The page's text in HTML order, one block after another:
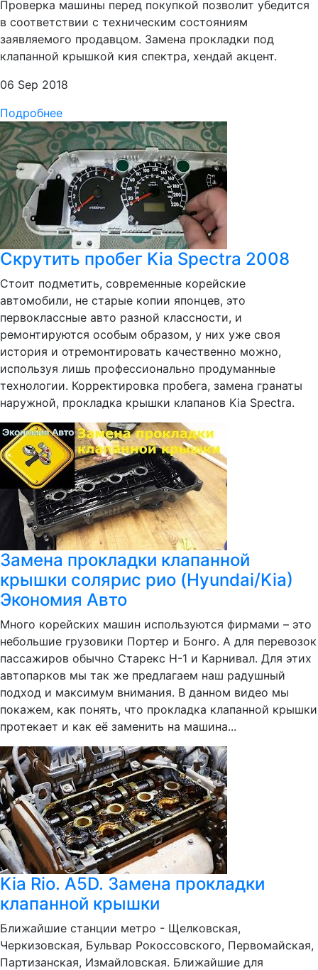
Проверка машины перед покупкой позволит убедится
в соответствии с техническим состояниям
заявляемого продавцом. Замена прокладки под
клапанной крышкой кия спектра, хендай акцент.
06 Sep 2018
Подробнее
Скрутить пробег Kia Spectra 2008
Стоит подметить, современные корейские
автомобили, не старые копии японцев, это
первоклассные авто разной классности, и
ремонтируются особым образом, у них уже своя
история и отремонтировать качественно можно,
используя лишь профессионально продуманные
технологии. Корректировка пробега, замена гранаты
наружной, прокладка крышки клапанов Kia Spectra.
Замена прокладки клапанной
крышки солярис рио (Hyundai/Kia)
Экономия Авто
Много корейских машин используются фирмами – это
небольшие грузовики Портер и Бонго. А для перевозок
пассажиров обычно Старекс H-1 и Карнивал. Для этих
автопарков мы так же предлагаем наш радушный
подход и максимум внимания. В данном видео мы
покажем, как понять, что прокладка клапанной крышки
протекает и как её заменить на машина...
Kia Rio. A5D. Замена прокладки
клапанной крышки
Ближайшие станции метро - Щелковская,
Черкизовская, Бульвар Рокоссовского, Первомайская,
Партизанская, Измайловская. Ближайшие для